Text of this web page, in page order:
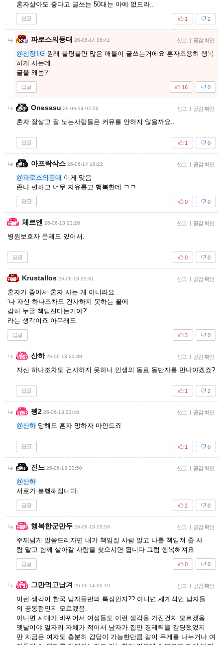
혼자살아도 좋다고 글쓰는 50대는 아예 없드라..
답글 2
1
파로스의등대 26-06-14 06:41 신고 | 공감 확인
@선장TG 원래 불평불만 많은 애들이 글쓰는거에요 혼자조용히 행복
하게 사는데
글을 왜씀?
답글 0
16
Onesasu 26-06-14 07:06 신고 | 공감 확인
혼자 잘살고 잘 노는사람들은 커뮤를 안하지 않을까요..
답글 0
1
아프락삭스 26-06-14 18:22 신고 | 공감 확인
@파로스의등대 이게 맞음
존나 편하고 너무 자유롭고 행복한데 ㅋㅋ
답글 0
0
체르엔 26-06-13 23:26 신고 | 공감 확인
병원보호자 문제도 있어서.
답글 0
0
Krustallos 26-06-13 23:31 신고 | 공감 확인
혼자가 좋아서 혼자 사는 게 아니라요..
'나 자신 하나조차도 건사하지 못하는 꼴에
감히 누굴 책임진다는거야?'
라는 생각이죠 아무래도
답글 0
3
산하 26-06-13 23:38 신고 | 공감 확인
자신 하나조차도 건사하지 못하니 인생의 동료 동반자를 만나야겠죠?
답글 2
1
펭2 26-06-13 23:48 신고 | 공감 확인
@산하 망해도 혼자 망하자 마인드죠
답글 0
1
진느 26-06-13 23:50 신고 | 공감 확인
@산하
서로가 불행해집니다.
답글 0
2
행복한군만두 26-06-13 23:53 신고 | 공감 확인
주제넘게 말씀드리자면 내가 책임질 사람 말고 나를 책임져 줄 사
람 말고 함께 살아갈 사람을 찾으시면 됩니다 그럼 행복해져요
답글 0
0
그만먹고남겨 26-06-14 00:10 신고 | 공감 확인
이런 생각이 한국 남자들만의 특징인지?? 아니면 세계적인 남자들
의 공통점인지 모르겠음.
아니면 시대가 바뀌어서 여성들도 이런 생각을 가진건지 모르겠음.
옛날이야 일자리 자체가 적어서 남자가 집안 경제력을 감당했었지
만 지금은 여자도 충분히 감당이 가능한만큼 같이 무게를 나누거나 여